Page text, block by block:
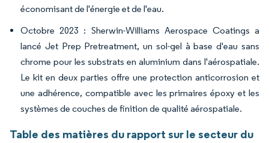
économisant de l'énergie et de l'eau.
Octobre 2023 : Sherwin-Williams Aerospace Coatings a
lancé Jet Prep Pretreatment, un sol-gel à base d'eau sans
chrome pour les substrats en aluminium dans l'aérospatiale.
Le kit en deux parties offre une protection anticorrosion et
une adhérence, compatible avec les primaires époxy et les
systèmes de couches de finition de qualité aérospatiale.
Table des matières du rapport sur le secteur du